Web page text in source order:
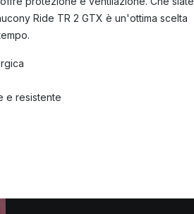
Ride TR 2 GTX è un'ottima scelta
e resistente